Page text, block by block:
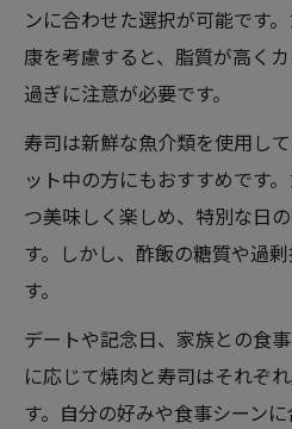
ンに合わせた選択が可能です
康を考慮すると、脂質が高く
過ぎに注意が必要です。
寿司は新鮮な魚介類を使用し
ット中の方にもおすすめです
つ美味しく楽しめ、特別な日
す。しかし、酢飯の糖質や過
す。
デートや記念日、家族との食
に応じて焼肉と寿司はそれぞ
す。自分の好みや食事シーン